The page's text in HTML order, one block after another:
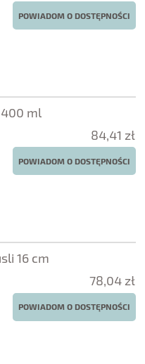
POWIADOM O DOSTĘPNOŚCI
400 ml
84,41 zł
POWIADOM O DOSTĘPNOŚCI
16 cm
78,04 zł
POWIADOM O DOSTĘPNOŚCI